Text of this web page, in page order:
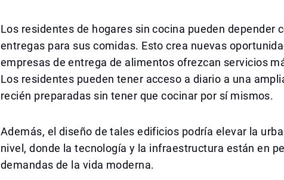
Los residentes de hogares sin cocina pueden depender
entregas para sus comidas. Esto crea nuevas
empresas de entrega de alimentos ofrezcan servicios
Los residentes pueden tener acceso a diario a una
recién preparadas sin tener que cocinar por sí mismos.
Además, el diseño de tales edificios podría elevar la
nivel, donde la tecnología y la infraestructura están en
demandas de la vida moderna.